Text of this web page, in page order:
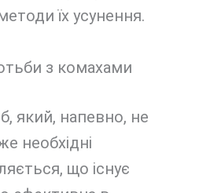
їх усунення.
який, напевно, не
необхідні
що існує